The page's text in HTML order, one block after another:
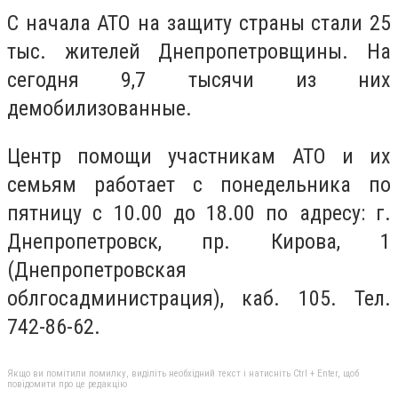
С начала АТО на защиту страны стали 25
тыс. жителей Днепропетровщины. На
сегодня 9,7 тысячи из них
демобилизованные.
Центр помощи участникам АТО и их
семьям работает с понедельника по
пятницу с 10.00 до 18.00 по адресу: г.
Днепропетровск, пр. Кирова, 1
(Днепропетровская
облгосадминистрация), каб. 105. Тел.
742-86-62.
Якщо ви помітили помилку, виділіть необхідний текст і натисніть Ctrl + Enter, щоб
повідомити про це редакцію